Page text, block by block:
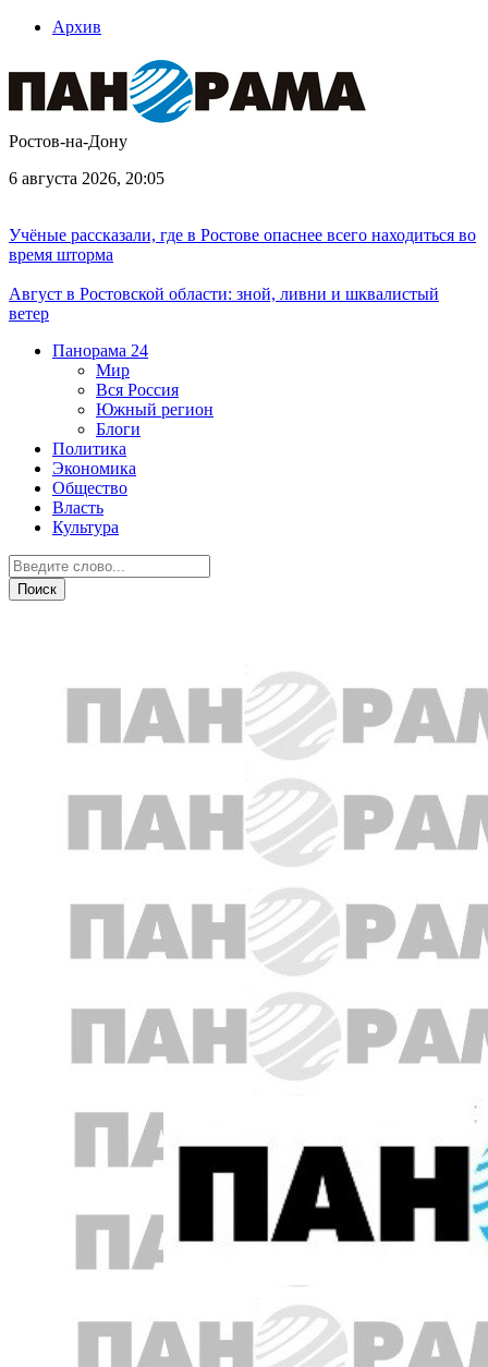
Архив
Ростов-на-Дону
6 августа 2026, 20:05
Учёные рассказали, где в Ростове опаснее всего находиться во
время шторма
Август в Ростовской области: зной, ливни и шквалистый
ветер
Панорама 24
Мир
Вся Россия
Южный регион
Блоги
Политика
Экономика
Общество
Власть
Культура